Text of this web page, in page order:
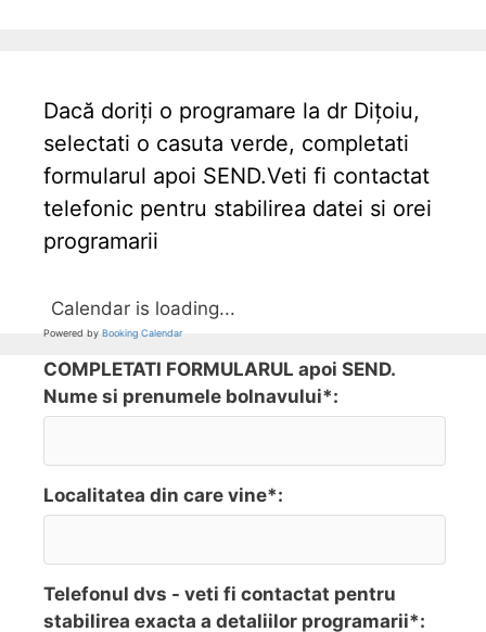
Dacă doriți o programare la dr Dițoiu,
selectati o casuta verde, completati
formularul apoi SEND.Veti fi contactat
telefonic pentru stabilirea datei si orei
programarii
Calendar is loading...
Powered by Booking Calendar
COMPLETATI FORMULARUL apoi SEND.
Nume si prenumele bolnavului*:
Localitatea din care vine*:
Telefonul dvs - veti fi contactat pentru
stabilirea exacta a detaliilor programarii*: